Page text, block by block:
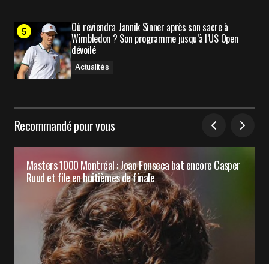
Où reviendra Jannik Sinner après son sacre à
Wimbledon ? Son programme jusqu’à l’US Open
dévoilé
Actualités
Recommandé pour vous
Masters 1000 Montréal : Joao Fonseca bat encore Casper
Ruud et file en huitièmes de finale